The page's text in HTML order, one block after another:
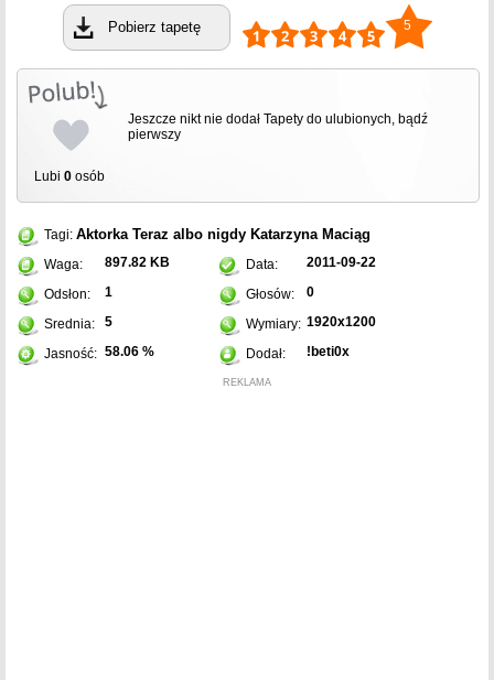
Pobierz tapetę 5
Lubi 0 osób
Jeszcze nikt nie dodał Tapety do ulubionych, bądź
pierwszy
Tagi: Aktorka Teraz albo nigdy Katarzyna Maciąg
Waga: 897.82 KB Data: 2011-09-22
Odsłon: 1 Głosów: 0
Srednia: 5 Wymiary: 1920x1200
Jasność: 58.06 % Dodał: !beti0x
REKLAMA